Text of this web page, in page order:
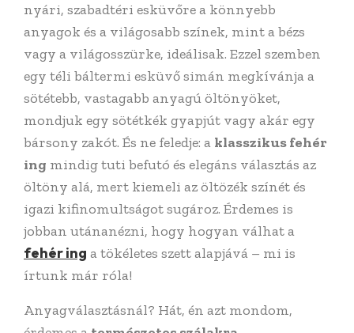
nyári, szabadtéri esküvőre a könnyebb
anyagok és a világosabb színek, mint a bézs
vagy a világosszürke, ideálisak. Ezzel szemben
egy téli báltermi esküvő simán megkívánja a
sötétebb, vastagabb anyagú öltönyöket,
mondjuk egy sötétkék gyapjút vagy akár egy
bársony zakót. És ne feledje: a klasszikus fehér
ing mindig tuti befutó és elegáns választás az
öltöny alá, mert kiemeli az öltözék színét és
igazi kifinomultságot sugároz. Érdemes is
jobban utánanézni, hogy hogyan válhat a
fehér ing a tökéletes szett alapjává – mi is
írtunk már róla!
Anyagválasztásnál? Hát, én azt mondom,